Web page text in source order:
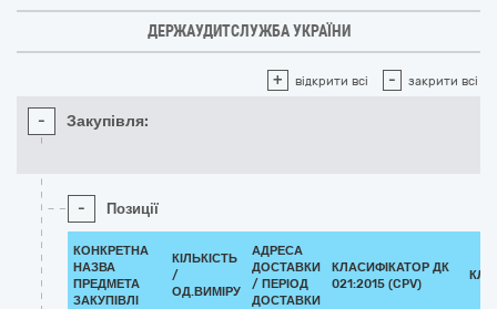
ДЕРЖАУДИТСЛУЖБА УКРАЇНИ
+ відкрити всі - закрити всі
- Закупівля:
- Позиції
КОНКРЕТНА
НАЗВА
ПРЕДМЕТА
ЗАКУПІВЛІ
КІЛЬКІСТЬ
/
ОД.ВИМІРУ
АДРЕСА
ДОСТАВКИ
/ ПЕРІОД
ДОСТАВКИ
КЛАСИФІКАТОР ДК
021:2015 (CPV)